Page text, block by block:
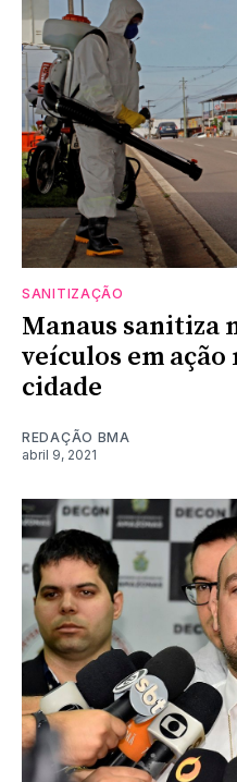
SANITIZAÇÃO
Manaus sanitiza
veículos em
cidade
REDAÇÃO BMA
abril 9, 2021